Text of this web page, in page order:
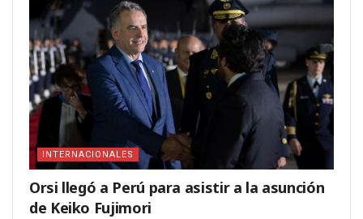
INTERNACIONALES
Orsi llegó a Perú para asistir a la asunción
de Keiko Fujimori